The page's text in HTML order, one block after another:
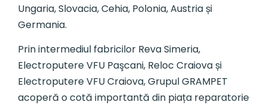
Ungaria, Slovacia, Cehia, Polonia, Austria și
Germania.
Prin intermediul fabricilor Reva Simeria,
Electroputere VFU Paşcani, Reloc Craiova și
Electroputere VFU Craiova, Grupul GRAMPET
acoperă o cotă importantă din piața reparatorie